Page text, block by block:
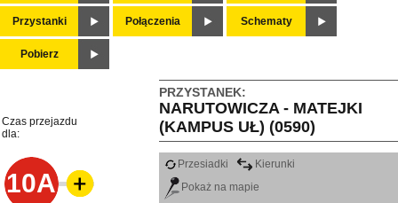
Przystanki Połączenia Schematy
Pobierz
PRZYSTANEK:
NARUTOWICZA - MATEJKI
(KAMPUS UŁ) (0590)
Czas przejazdu
dla:
10A
Przesiadki
Kierunki
Pokaż na mapie